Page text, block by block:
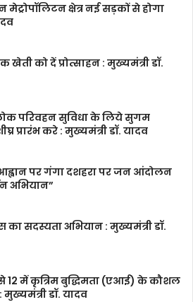
क्षेत्र नई सड़कों से होगा
खेती को दें प्रोत्साहन : मुख्यमंत्री डॉ.
परिवहन सुविधा के लिये सुगम
प्रारंभ करे : मुख्यमंत्री डॉ. यादव
पर गंगा दशहरा पर जन आंदोलन
अभियान”
सदस्यता अभियान : मुख्यमंत्री डॉ.
से 12 में कृ‍त्रिम बुद्धिमता (एआई) के कौशल
डॉ. यादव